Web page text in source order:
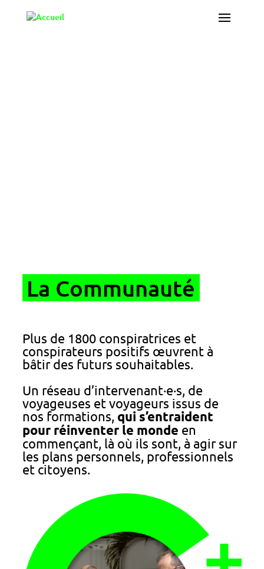
La Communauté
Plus de 1800 conspiratrices et
conspirateurs positifs œuvrent à
bâtir des futurs souhaitables.
Un réseau d’intervenant·e·s, de
voyageuses et voyageurs issus de
nos formations, qui s’entraident
pour réinventer le monde en
commençant, là où ils sont, à agir sur
les plans personnels, professionnels
et citoyens.